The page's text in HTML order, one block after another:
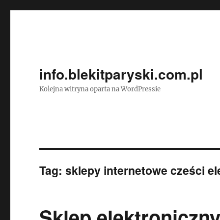
info.blekitparyski.com.pl
Kolejna witryna oparta na WordPressie
Tag:sklepy internetowe cześci